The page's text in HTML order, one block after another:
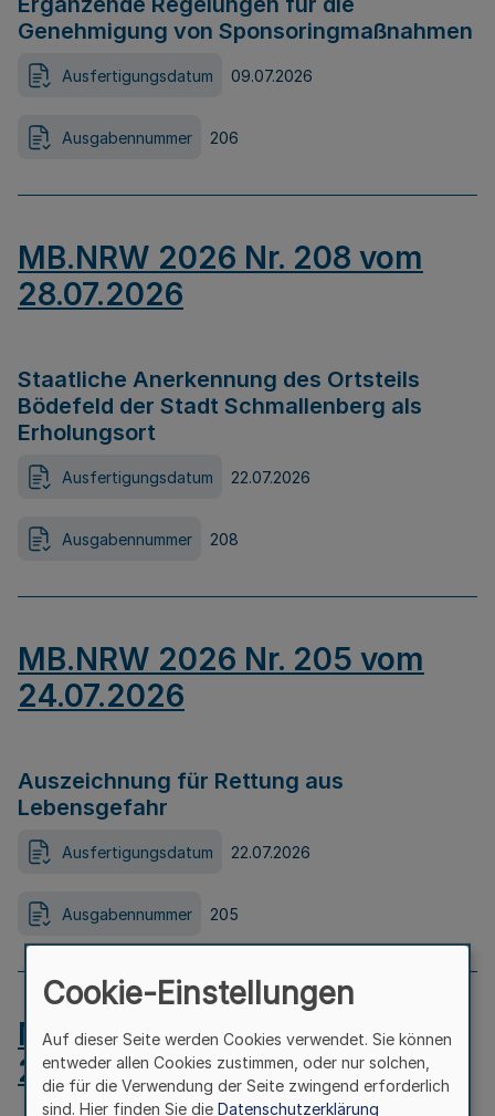
Genehmigung von Sponsoringmaßnahmen
Ausfertigungsdatum 09.07.2026
Ausgabennummer 206
MB.NRW 2026 Nr. 208 vom
28.07.2026
Staatliche Anerkennung des Ortsteils
Bödefeld der Stadt Schmallenberg als
Erholungsort
Ausfertigungsdatum 22.07.2026
Ausgabennummer 208
MB.NRW 2026 Nr. 205 vom
24.07.2026
Auszeichnung für Rettung aus
Lebensgefahr
Ausfertigungsdatum 22.07.2026
Ausgabennummer 205
MB.NRW 2026 Nr. 204 vom
24.07.2026
Cookie-Einstellungen
Auf dieser Seite werden Cookies verwendet. Sie können
entweder allen Cookies zustimmen, oder nur solchen,
die für die Verwendung der Seite zwingend erforderlich
sind. Hier finden Sie die Datenschutzerklärung